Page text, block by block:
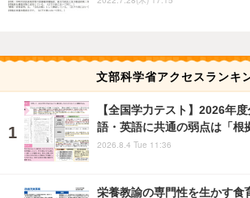
文部科学省アクセスランキ
【全国学力テスト】2026年
語・英語に共通の弱点は「根
2026.8.4 Tue 11:36
栄養教諭の専門性を生かす食